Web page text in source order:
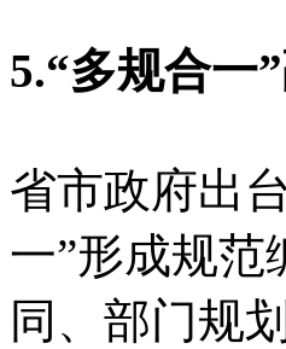
5.“多规合一
省市政府出
一”形成规
同、部门规